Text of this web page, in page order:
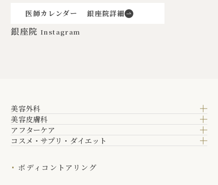
医師カレンダー 銀座院詳細
銀座院 Instagram
美容外科
美容皮膚科
アフターケア
コスメ・サプリ・ダイエット
ボディコントアリング